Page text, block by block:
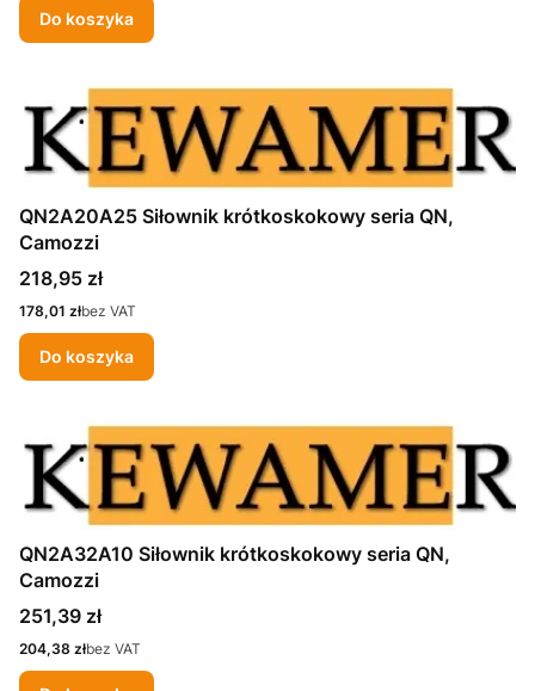
Do koszyka
QN2A20A25 Siłownik krótkoskokowy seria QN,
Camozzi
Cena
218,95 zł
Cena
178,01 złbez VAT
Do koszyka
QN2A32A10 Siłownik krótkoskokowy seria QN,
Camozzi
Cena
251,39 zł
Cena
204,38 złbez VAT